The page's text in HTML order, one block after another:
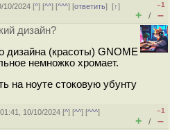
10/2024 [^] [^^] [^^^] [ответить][↑]
–1
+ / –
дизайн?
дизайна (красоты) GNOME
немножко хромает.
на ноуте стоковую убунту
10/10/2024 [^] [^^] [^^^]
–1
+ / –